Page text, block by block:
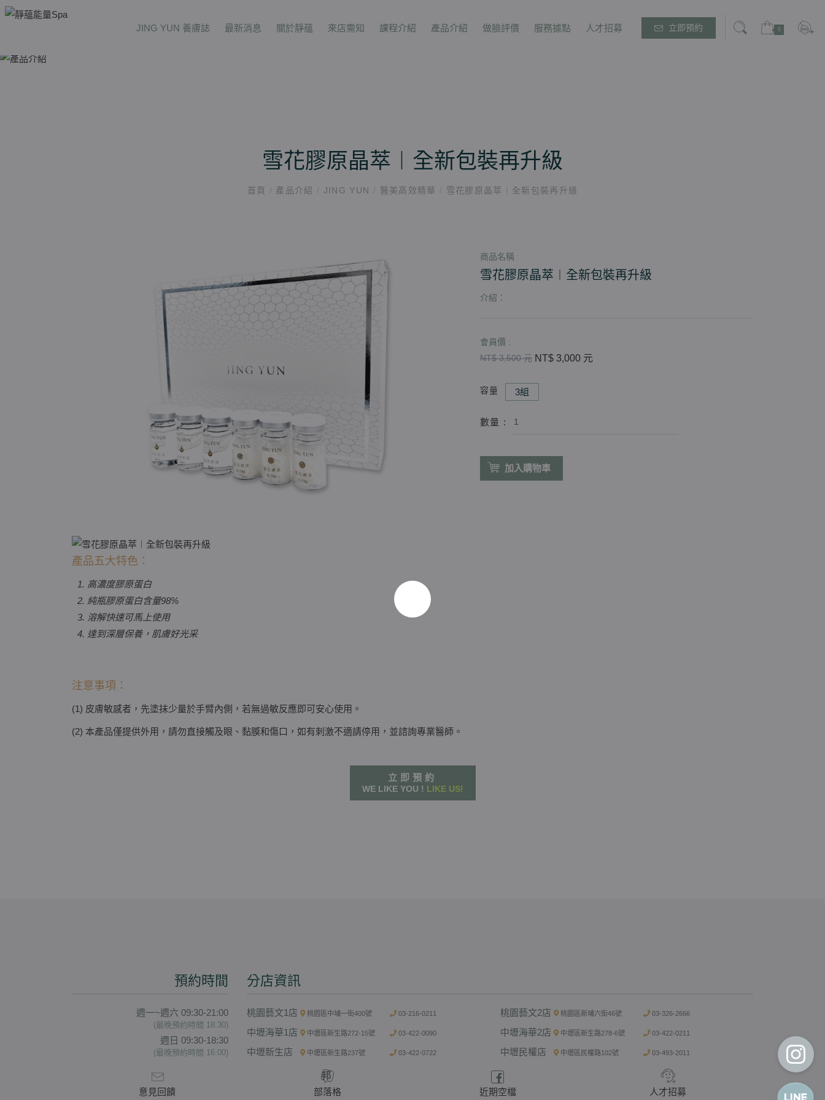
JING YUN 養膚誌 最新消息 關於靜蘊 來店需知 課程介紹 產品介紹 做臉評價 服務據點 人才招募 立即預約 0
雪花膠原晶萃︱全新包裝再升級
首頁 / 產品介紹 / JING YUN / 醫美高效精華 / 雪花膠原晶萃︱全新包裝再升級
商品名稱 :
雪花膠原晶萃︱全新包裝再升級
介紹：
會員價 :
NT$ 3,500 元 NT$ 3,000 元
容量 3組
數量 :
加入購物車
產品五大特色：
高濃度膠原蛋白
純瓶膠原蛋白含量98%
溶解快速可馬上使用
達到深層保養，肌膚好光采
注意事項：
(1) 皮膚敏感者，先塗抹少量於手臂內側，若無過敏反應即可安心使用。
(2) 本產品僅提供外用，請勿直接觸及眼、黏膜和傷口，如有刺激不適請停用，並諮詢專業醫師。
立即預約
WE LIKE YOU ! LIKE US!
分店資訊
桃園藝文1店 桃園區中埔一街400號 03-216-0211 桃園藝文2店 桃園區新埔六街46號 03-326-2666
中壢海華1店 中壢區新生路272-15號 03-422-0090 中壢海華2店 中壢區新生路278-6號 03-422-0211
中壢新生店 中壢區新生路237號 03-422-0722 中壢民權店 中壢區民權路102號 03-493-2011
預約時間
週一~週六 09:30-21:00
(最晚預約時間 18:30)
週日 09:30-18:30
(最晚預約時間 16:00)
意見回饋 部落格 近期空檔 人才招募